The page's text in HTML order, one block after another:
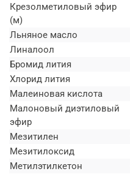
Крезолметиловый эфир
(м)
Льняное масло
Линалоол
Бромид лития
Хлорид лития
Малеиновая кислота
Малоновый диэтиловый
эфир
Мезитилен
Мезитилоксид
Метилэтилкетон